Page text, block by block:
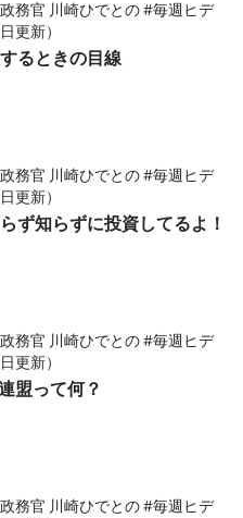
務官 川崎ひでとの #毎週ヒデ
更新）
るときの目線
務官 川崎ひでとの #毎週ヒデ
更新）
ず知らずに投資してるよ！
務官 川崎ひでとの #毎週ヒデ
更新）
盟って何？
務官 川崎ひでとの #毎週ヒデ